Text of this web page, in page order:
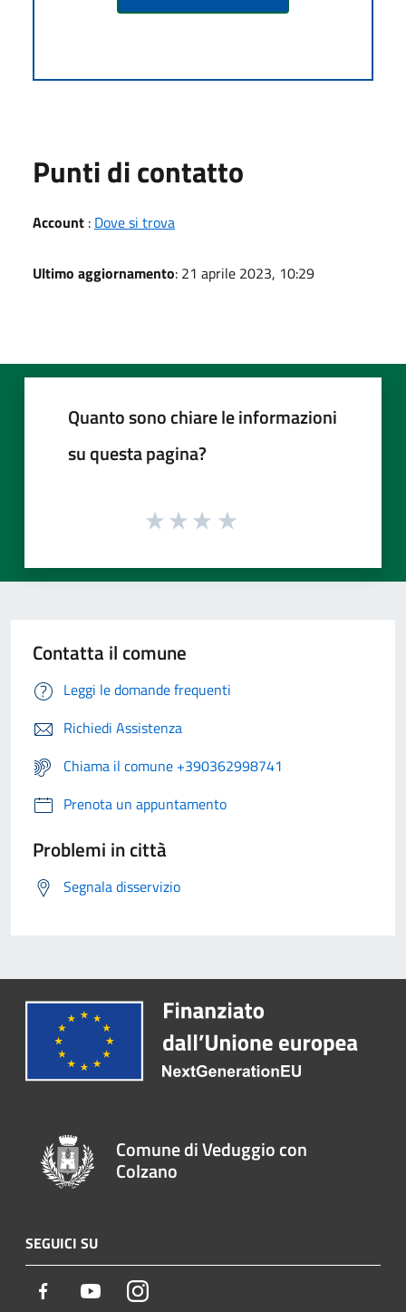
Punti di contatto
Account : Dove si trova
Ultimo aggiornamento: 21 aprile 2023, 10:29
Quanto sono chiare le informazioni
su questa pagina?
Contatta il comune
Leggi le domande frequenti
Richiedi Assistenza
Chiama il comune +390362998741
Prenota un appuntamento
Problemi in città
Segnala disservizio
Comune di Veduggio con
Colzano
SEGUICI SU
Facebook YoutubeInstagram